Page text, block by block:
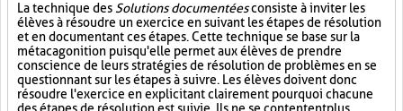
La technique des Solutions documentéesconsiste à inviter les
élèves à résoudre un exercice en suivant les étapes de résolution
et en documentant ces étapes. Cette technique se base sur la
métacagonition puisqu'elle permet aux élèves de prendre
conscience de leurs stratégies de résolution de problèmes en se
questionnant sur les étapes à suivre. Les élèves doivent donc
résoudre l'exercice en explicitant clairement pourquoi chacune